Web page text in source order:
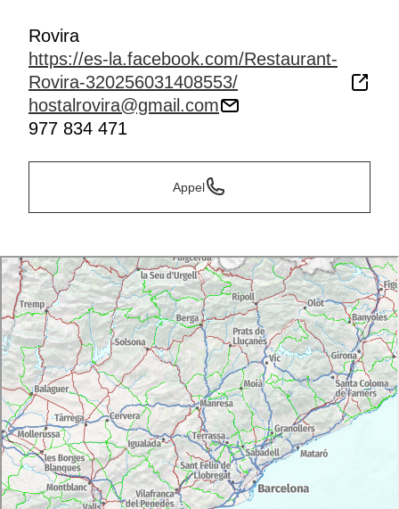
Rovira
https://es-la.facebook.com/Restaurant-
Rovira-320256031408553/
hostalrovira@gmail.com
977 834 471
Appel